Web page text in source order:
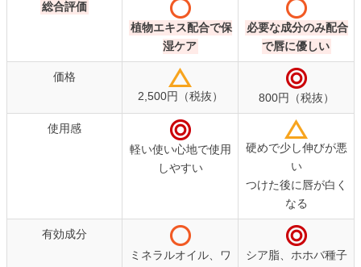
総合評価
植物エキス配合で保
湿ケア
必要な成分のみ配合
で唇に優しい
価格
2,500円（税抜）
800円（税抜）
使用感
軽い使い心地で使用
しやすい
硬めで少し伸びが悪
い
つけた後に唇が白く
なる
有効成分
ミネラルオイル、ワ
シア脂、ホホバ種子